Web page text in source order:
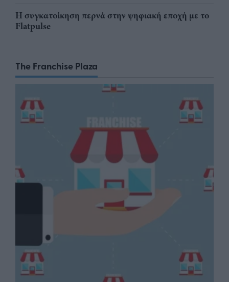
Η συγκατοίκηση περνά στην ψηφιακή εποχή με το
Flatpulse
The Franchise Plaza